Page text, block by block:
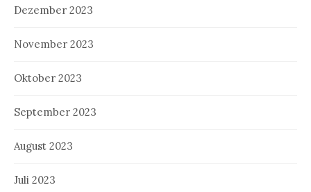
Dezember 2023
November 2023
Oktober 2023
September 2023
August 2023
Juli 2023